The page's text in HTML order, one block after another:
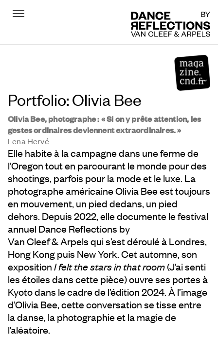
Menu
Portfolio: Olivia Bee
Olivia Bee, photographe : « Si on y prête attention, les
gestes ordinaires deviennent extraordinaires. »
Lena Hervé
Elle habite à la campagne dans une ferme de
l’Oregon tout en parcourant le monde pour des
shootings, parfois pour la mode et le luxe. La
photographe américaine Olivia Bee est toujours
en mouvement, un pied dedans, un pied
dehors. Depuis 2022, elle documente le festival
annuel Dance Reflections by
Van Cleef & Arpelsqui s’est déroulé à Londres,
Hong Kong puis New York. Cet automne, son
expositionI felt the stars in that room(J’ai senti
les étoiles dans cette pièce) ouvre ses portes à
Kyoto dans le cadre de l’édition 2024. À l’image
d’Olivia Bee, cette conversation se tisse entre
la danse, la photographie et la magie de
l’aléatoire.